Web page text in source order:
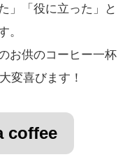
」「役に立った」と
。
お供のコーヒー一杯
変喜びます！
coffee